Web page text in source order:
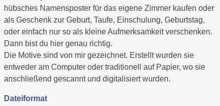
hübsches Namensposter für das eigene Zimmer kaufen oder
als Geschenk zur Geburt, Taufe, Einschulung, Geburtstag,
oder einfach nur so als kleine Aufmerksamkeit verschenken.
Dann bist du hier genau richtig.
Die Motive sind von mir gezeichnet. Erstellt wurden sie
entweder am Computer oder traditionell auf Papier, wo sie
anschließend gescannt und digitalisiert wurden.
Dateiformat